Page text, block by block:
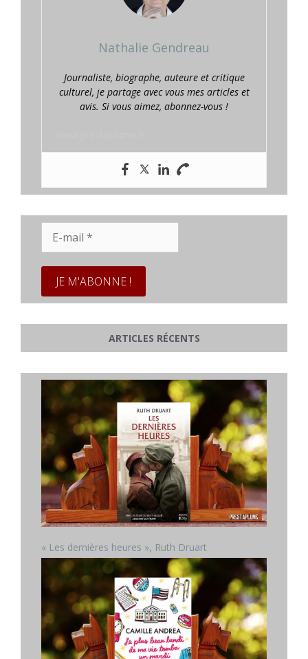
Nathalie Gendreau
Journaliste, biographe, auteure et critique
culturel, je partage avec vous mes articles et
avis. Si vous aimez, abonnez-vous !
mail
ARTICLES RÉCENTS
« Les dernières heures », Ruth Druart